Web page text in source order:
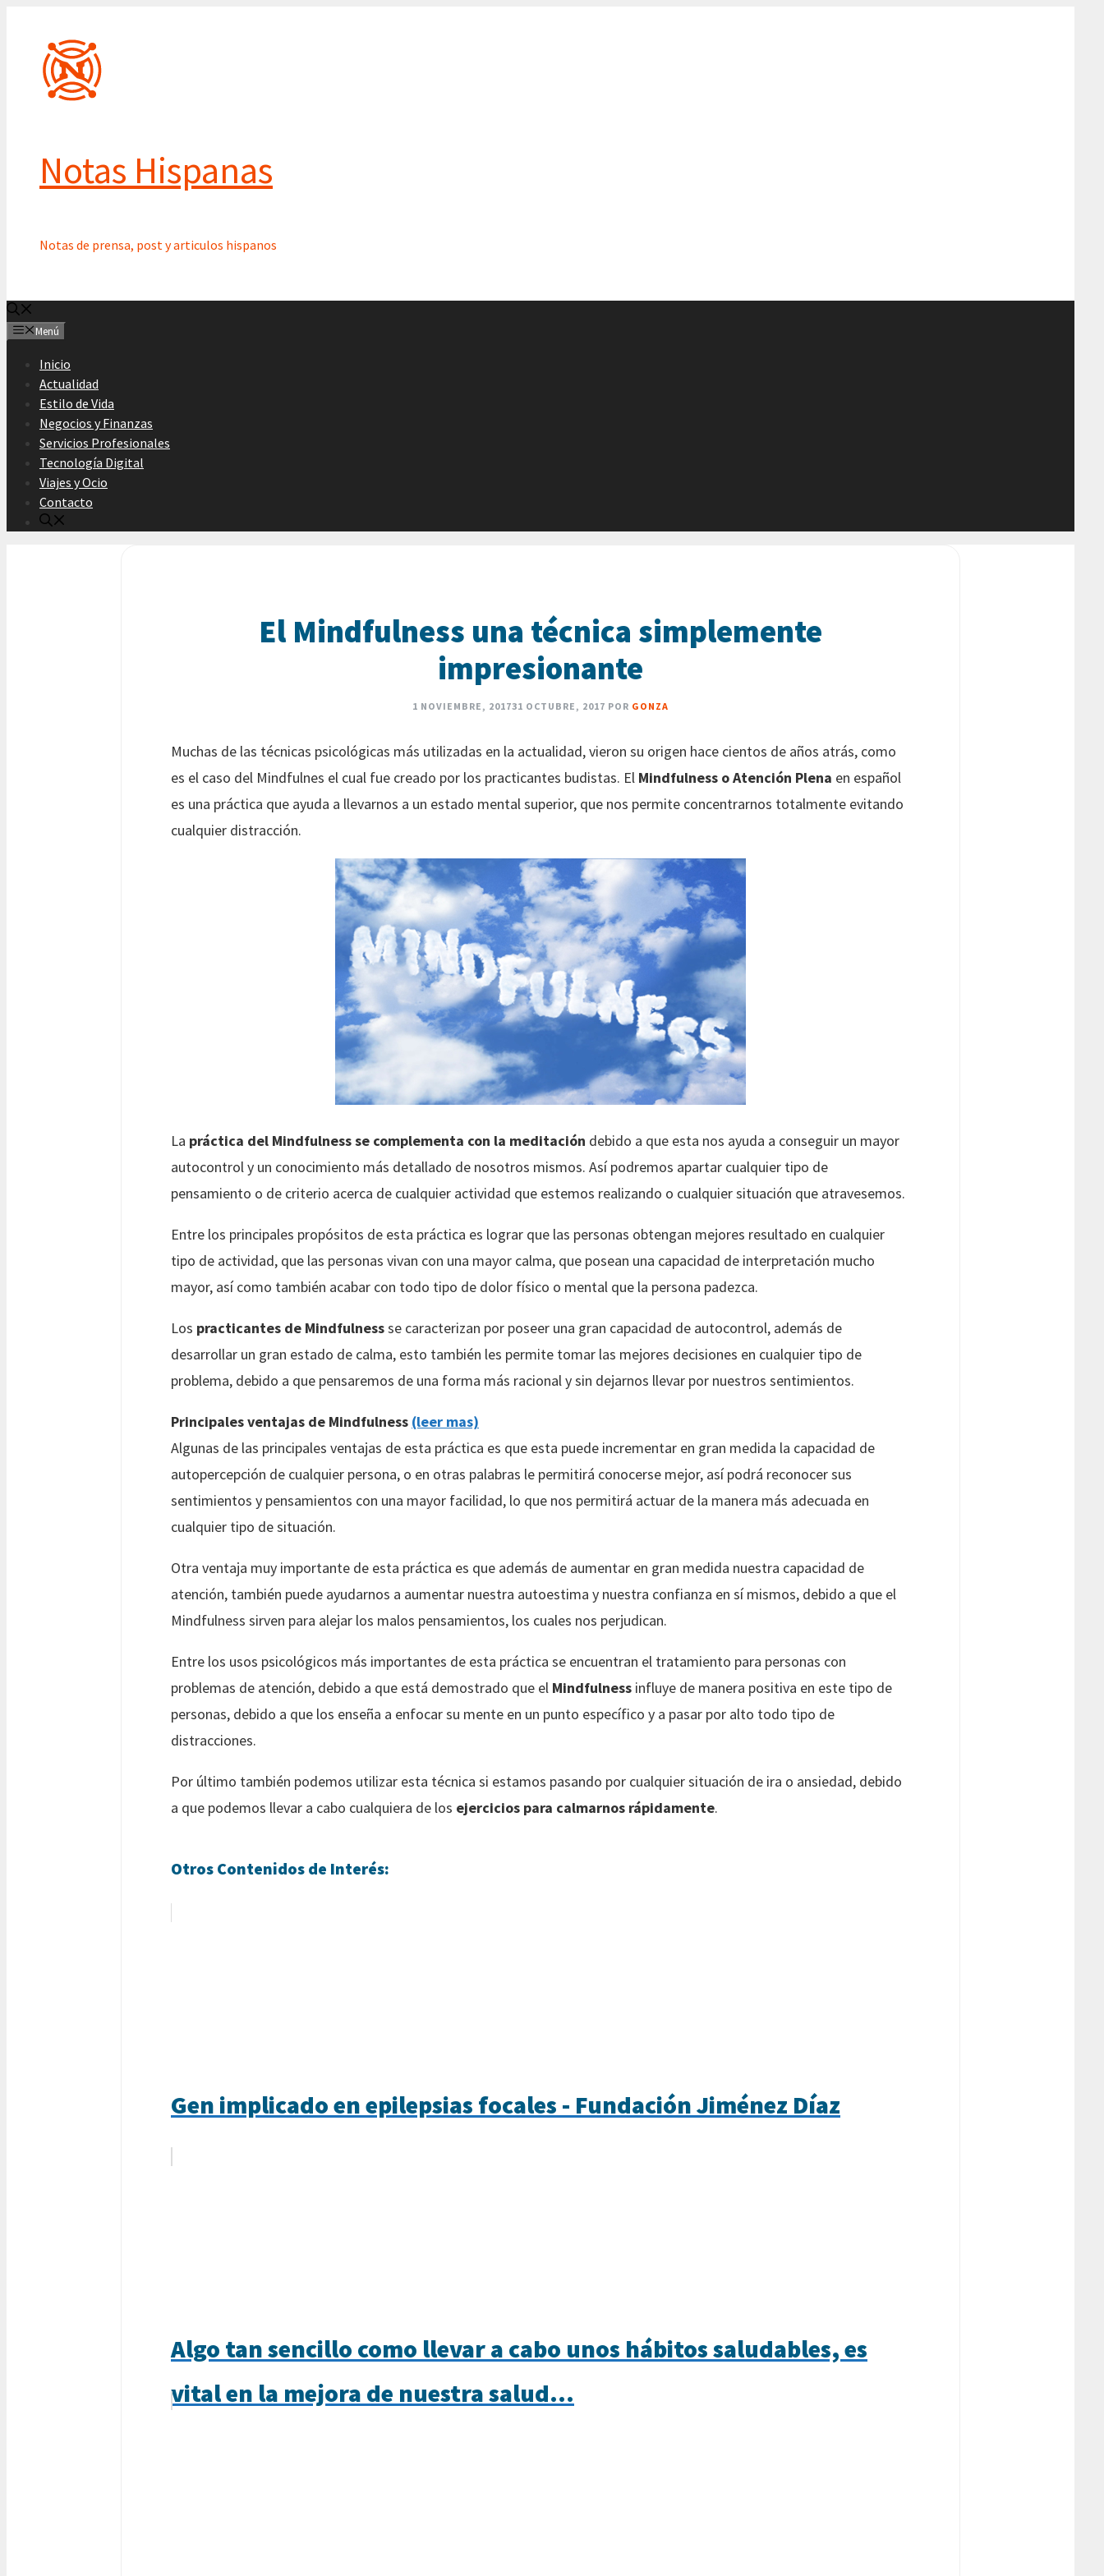
contenido
Notas Hispanas
Notas de prensa, post y articulos hispanos
Menú
Inicio
Actualidad
Estilo de Vida
Negocios y Finanzas
Servicios Profesionales
Tecnología Digital
Viajes y Ocio
Contacto
El Mindfulness una técnica simplemente
impresionante
1 NOVIEMBRE, 201731 OCTUBRE, 2017 POR GONZA
Muchas de las técnicas psicológicas más utilizadas en la actualidad, vieron su origen hace cientos de años atrás, como
es el caso del Mindfulnes el cual fue creado por los practicantes budistas. El Mindfulness o Atención Plena en español
es una práctica que ayuda a llevarnos a un estado mental superior, que nos permite concentrarnos totalmente evitando
cualquier distracción.
La práctica del Mindfulness se complementa con la meditación debido a que esta nos ayuda a conseguir un mayor
autocontrol y un conocimiento más detallado de nosotros mismos. Así podremos apartar cualquier tipo de
pensamiento o de criterio acerca de cualquier actividad que estemos realizando o cualquier situación que atravesemos.
Entre los principales propósitos de esta práctica es lograr que las personas obtengan mejores resultado en cualquier
tipo de actividad, que las personas vivan con una mayor calma, que posean una capacidad de interpretación mucho
mayor, así como también acabar con todo tipo de dolor físico o mental que la persona padezca.
Los practicantes de Mindfulnessse caracterizan por poseer una gran capacidad de autocontrol, además de
desarrollar un gran estado de calma, esto también les permite tomar las mejores decisiones en cualquier tipo de
problema, debido a que pensaremos de una forma más racional y sin dejarnos llevar por nuestros sentimientos.
Principales ventajas de Mindfulness (leer mas)
Algunas de las principales ventajas de esta práctica es que esta puede incrementar en gran medida la capacidad de
autopercepción de cualquier persona, o en otras palabras le permitirá conocerse mejor, así podrá reconocer sus
sentimientos y pensamientos con una mayor facilidad, lo que nos permitirá actuar de la manera más adecuada en
cualquier tipo de situación.
Otra ventaja muy importante de esta práctica es que además de aumentar en gran medida nuestra capacidad de
atención, también puede ayudarnos a aumentar nuestra autoestima y nuestra confianza en sí mismos, debido a que el
Mindfulness sirven para alejar los malos pensamientos, los cuales nos perjudican.
Entre los usos psicológicos más importantes de esta práctica se encuentran el tratamiento para personas con
problemas de atención, debido a que está demostrado que el Mindfulness influye de manera positiva en este tipo de
personas, debido a que los enseña a enfocar su mente en un punto específico y a pasar por alto todo tipo de
distracciones.
Por último también podemos utilizar esta técnica si estamos pasando por cualquier situación de ira o ansiedad, debido
a que podemos llevar a cabo cualquiera de los ejercicios para calmarnos rápidamente.
Otros Contenidos de Interés:
Gen implicado en epilepsias focales - Fundación Jiménez Díaz
Algo tan sencillo como llevar a cabo unos hábitos saludables, es
vital en la mejora de nuestra salud...